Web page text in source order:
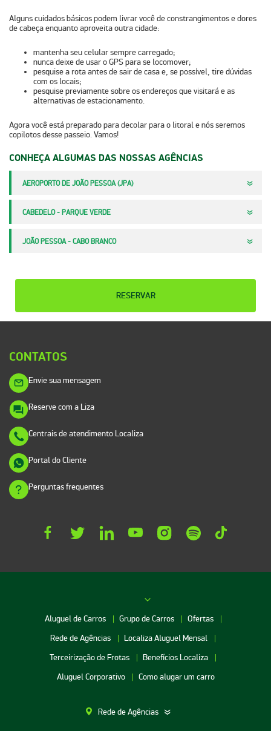
Alguns cuidados básicos podem livrar você de constrangimentos e dores
de cabeça enquanto aproveita outra cidade:
mantenha seu celularsempre carregado;
nunca deixe deusar o GPSpara se locomover;
pesquise a rotaantes de sair de casae, se possível, tire dúvidas
com os locais;
pesquise previamente sobre os endereços que visitará e as
alternativas de estacionamento.
Agora você está preparado para decolar para o litoral e nós seremos
copilotos desse passeio. Vamos!
CONHEÇA ALGUMAS DAS NOSSAS AGÊNCIAS
AEROPORTO DE JOÃO PESSOA (JPA)
CABEDELO - PARQUE VERDE
JOÃO PESSOA - CABO BRANCO
RESERVAR
CONTATOS
Envie sua mensagem
Reserve com a Liza
Centrais de atendimento Localiza
Portal do Cliente
Perguntas frequentes
Aluguel de Carros Grupo de Carros
Ofertas
Rede de Agências
Localiza Aluguel Mensal
Terceirização de Frotas
Benefícios Localiza
Aluguel Corporativo
Como alugar um carro
Rede de Agências